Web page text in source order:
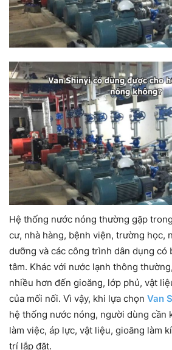
Hệ thống nước nóng thường gặp
cư, nhà hàng, bệnh viện, trường học,
dưỡng và các công trình dân dụng có
tâm. Khác với nước lạnh thông
nhiều hơn đến gioăng, lớp phủ, vật
của mối nối. Vì vậy, khi lựa chọn Van
hệ thống nước nóng, người dùng cần
làm việc, áp lực, vật liệu, gioăng làm
trí lắp đặt.